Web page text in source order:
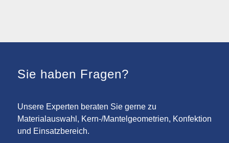
Sie haben Fragen?
Unsere Experten beraten Sie gerne zu
Materialauswahl, Kern-/Mantelgeometrien, Konfektion
und Einsatzbereich.